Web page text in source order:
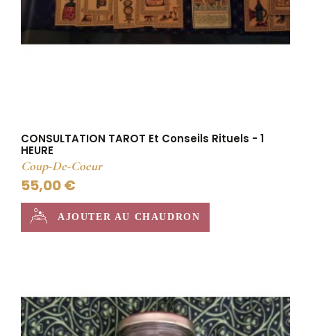
CONSULTATION TAROT Et Conseils Rituels - 1
HEURE
Coup-De-Coeur
55,00 €
AJOUTER AU CHAUDRON